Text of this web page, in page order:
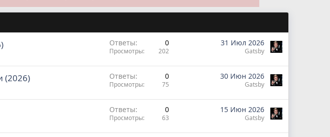
Ответы 0
Просмотры 202
31 Июл 2026
Gatsby
(2026) Ответы 0
Просмотры 75
30 Июн 2026
Gatsby
Ответы 0
Просмотры 63
15 Июн 2026
Gatsby